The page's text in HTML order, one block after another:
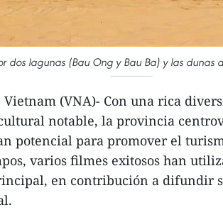
dos lagunas (Bau Ong y Bau Ba) y las dunas
(VNA)- Con una rica
notable, la provincia
potencial para promover el
varios filmes exitosos han
en contribución a difundir